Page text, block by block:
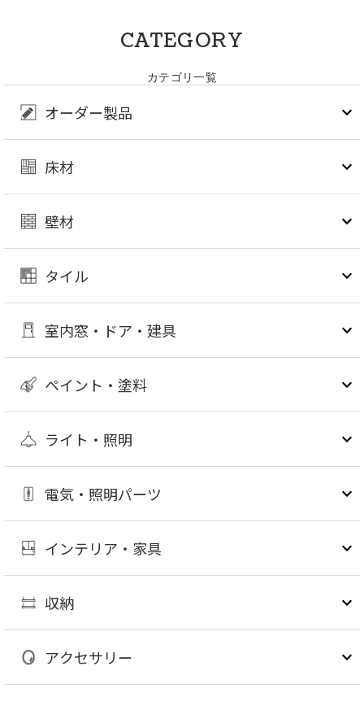
CATEGORY
カテゴリ一覧
オーダー製品
床材
壁材
タイル
室内窓・ドア・建具
ペイント・塗料
ライト・照明
電気・照明パーツ
インテリア・家具
収納
アクセサリー